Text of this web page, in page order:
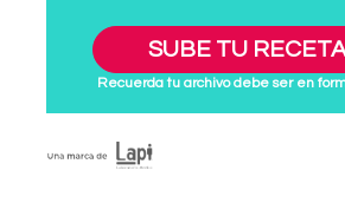
SUBE TU
Recuerda tu archivo debe ser en